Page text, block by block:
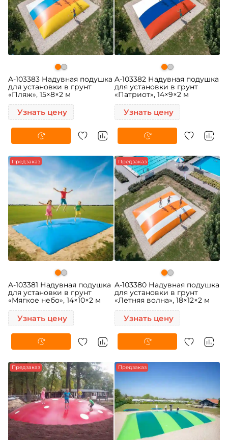
A-103383 Надувная подушка
для установки в грунт
«Пляж», 15×8×2 м
Узнать цену
A-103382 Надувная подушка
для установки в грунт
«Патриот», 14×9×2 м
Узнать цену
Предзаказ
A-103381 Надувная подушка
для установки в грунт
«Мягкое небо», 14×10×2 м
Узнать цену
Предзаказ
A-103380 Надувная подушка
для установки в грунт
«Летняя волна», 18×12×2 м
Узнать цену
Предзаказ Предзаказ